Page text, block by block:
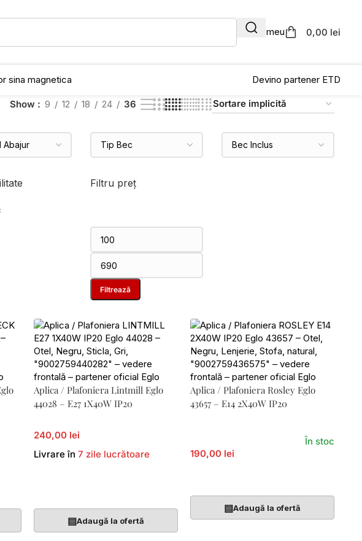
Contul meu 0,00 lei
sina magnetica Devino partener ETD
Show 9 12 18 24 36
Filtru preț
Filtrează
Aplica / Plafoniera Lintmill Eglo
44028 – E27 1X40W IP20
240,00 lei
Livrare în7 zile lucrătoare
▤Adaugă la ofertă
Aplica / Plafoniera Rosley Eglo
43657 – E14 2X40W IP20
190,00 lei
În stoc
▤Adaugă la ofertă